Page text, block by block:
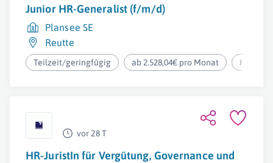
Junior HR-Generalist (f/m/d)
Plansee SE
Reutte
Teilzeit/geringfügig ab 2.528,04€ pro Monat
vor 28 T
HR-JuristIn für Vergütung, Governance und